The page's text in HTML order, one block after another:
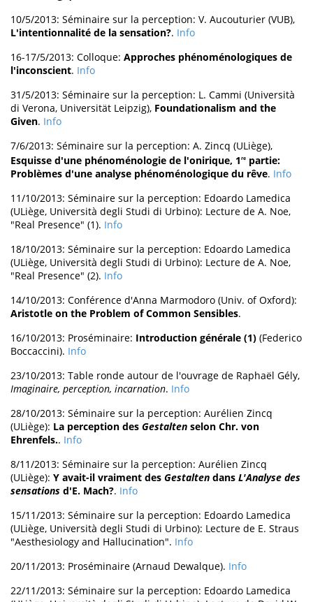
10/5/2013: Séminaire sur la perception: V. Aucouturier (VUB),
L'intentionnalité de la sensation?. Info
16-17/5/2013: Colloque: Approches phénoménologiques de
l'inconscient. Info
31/5/2013: Séminaire sur la perception: L. Cammi (Università
di Verona, Universität Leipzig), Foundationalism and the
Given. Info
7/6/2013: Séminaire sur la perception: A. Zincq (ULiège),
Esquisse d'une phénoménologie de l'onirique, 1 re partie:
Problèmes d'une analyse phénoménologique du rêve. Info
11/10/2013: Séminaire sur la perception: Edoardo Lamedica
(ULiège, Università degli Studi di Urbino): Lecture de A. Noe,
"Real Presence" (1). Info
18/10/2013: Séminaire sur la perception: Edoardo Lamedica
(ULiège, Università degli Studi di Urbino): Lecture de A. Noe,
"Real Presence" (2). Info
14/10/2013: Conférence d'Anna Marmodoro (Univ. of Oxford):
Aristotle on the Problem of Common Sensibles.
16/10/2013: Proséminaire: Introduction générale (1) (Federico
Boccaccini). Info
23/10/2013: Table ronde autour de l'ouvrage de Raphaël Gély,
Imaginaire, perception, incarnation. Info
28/10/2013: Séminaire sur la perception: Aurélien Zincq
(ULiège): La perception des Gestalten selon Chr. von
Ehrenfels.. Info
8/11/2013: Séminaire sur la perception: Aurélien Zincq
(ULiège): Y avait-il vraiment des Gestalten dans L'Analyse des
sensations d'E. Mach?. Info
15/11/2013: Séminaire sur la perception: Edoardo Lamedica
(ULiège, Università degli Studi di Urbino): Lecture de E. Straus
"Aesthesiology and Hallucination". Info
20/11/2013: Proséminaire (Arnaud Dewalque). Info
22/11/2013: Séminaire sur la perception: Edoardo Lamedica